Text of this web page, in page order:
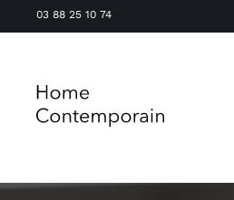
Passer
au
03 88 25 10 74